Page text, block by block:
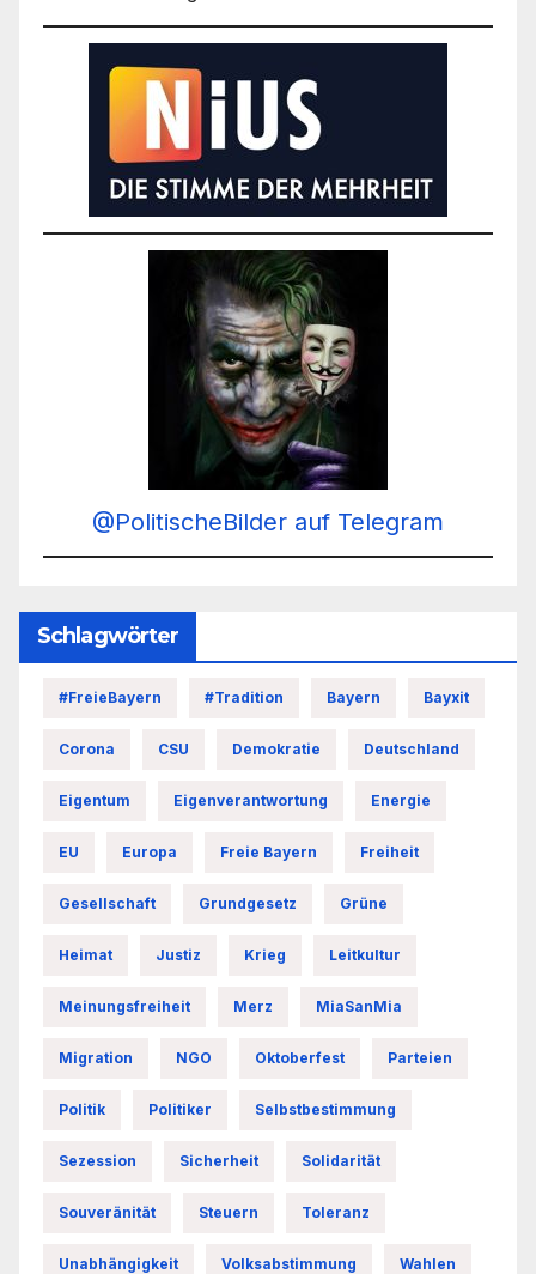
@PolitischeBilder auf Telegram
Schlagwörter
#FreieBayern #Tradition Bayern Bayxit
Corona CSU Demokratie Deutschland
Eigentum Eigenverantwortung Energie
EU Europa Freie Bayern Freiheit
Gesellschaft Grundgesetz Grüne
Heimat Justiz Krieg Leitkultur
Meinungsfreiheit Merz MiaSanMia
Migration NGO Oktoberfest Parteien
Politik Politiker Selbstbestimmung
Sezession Sicherheit Solidarität
Souveränität Steuern Toleranz
Unabhängigkeit Volksabstimmung Wahlen